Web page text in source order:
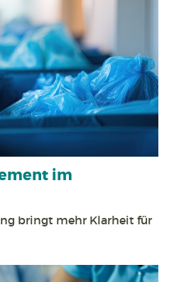
im
bringt mehr Klarheit für